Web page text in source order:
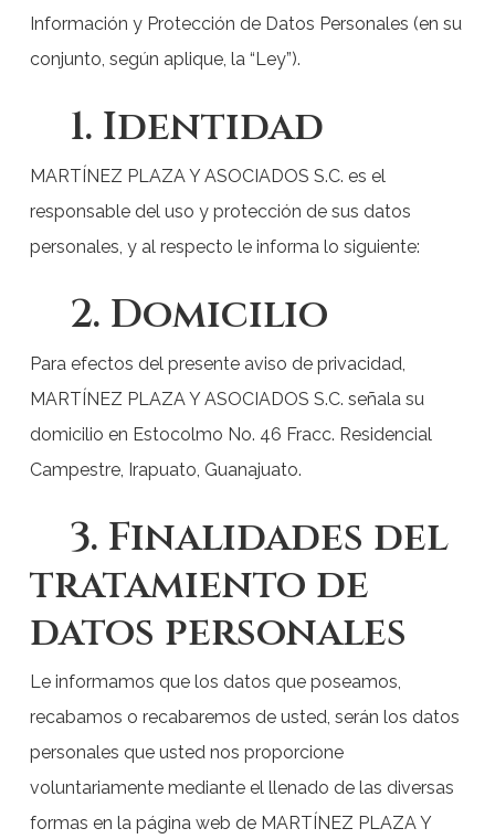
Información y Protección de Datos Personales (en su
conjunto, según aplique, la “Ley”).
1. Identidad
MARTÍNEZ PLAZA Y ASOCIADOS S.C. es el
responsable del uso y protección de sus datos
personales, y al respecto le informa lo siguiente:
2. Domicilio
Para efectos del presente aviso de privacidad,
MARTÍNEZ PLAZA Y ASOCIADOS S.C. señala su
domicilio en Estocolmo No. 46 Fracc. Residencial
Campestre, Irapuato, Guanajuato.
3. Finalidades del
tratamiento de
datos personales
Le informamos que los datos que poseamos,
recabamos o recabaremos de usted, serán los datos
personales que usted nos proporcione
voluntariamente mediante el llenado de las diversas
formas en la página web de MARTÍNEZ PLAZA Y